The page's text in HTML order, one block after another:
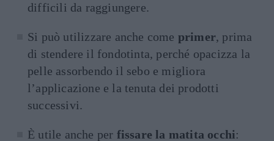
difficili da raggiungere.
Si può utilizzare anche come primer, prima
di stendere il fondotinta, perché opacizza la
pelle assorbendo il sebo e migliora
l’applicazione e la tenuta dei prodotti
successivi.
È utile anche per fissare la matita occhi: